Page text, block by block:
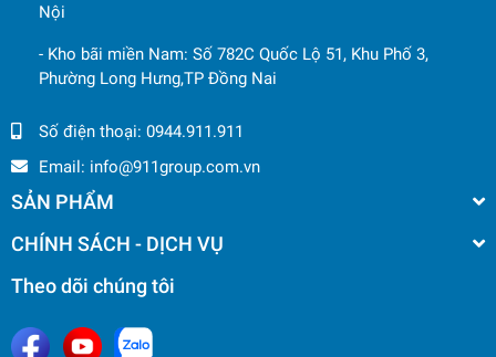
Nội
- Kho bãi miền Nam: Số 782C Quốc Lộ 51, Khu Phố 3,
Phường Long Hưng,TP Đồng Nai
Số điện thoại: 0944.911.911
Email: info@911group.com.vn
SẢN PHẨM
CHÍNH SÁCH - DỊCH VỤ
Theo dõi chúng tôi